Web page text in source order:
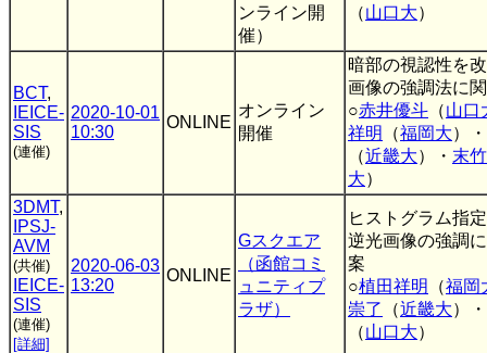
ンライン開
催）
（山口大）
BCT,
IEICE-
SIS
(連催)
2020-10-01
10:30
ONLINE
オンライン
開催
暗部の視認性を
画像の強調法に
○赤井優斗 （山口
祥明
（福岡大）・
（近畿大）・ 末
大）
3DMT,
IPSJ-
AVM
(共催)
IEICE-
SIS
(連催)
[詳細]
2020-06-03
13:20
ONLINE
Gスクエア
（函館コミ
ュニティプ
ラザ）
ヒストグラム指
逆光画像の強調
案
○植田祥明 （福岡
崇了
（近畿大）・
（山口大）